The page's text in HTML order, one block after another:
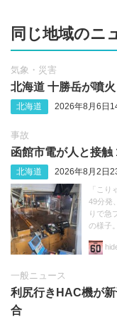
同じ地域のニ
気象・災害
北海道 十勝岳が噴
北海道 2026年8月6日
事故
函館市電が人と接
北海道 2026年8月2日
「こ
49分発
りで急
の様子
一般ニュース
利尻行きHAC機が
合